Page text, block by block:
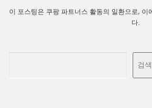
이 포스팅은 쿠팡 파트너스 활동의 일환으로,
다.
검색